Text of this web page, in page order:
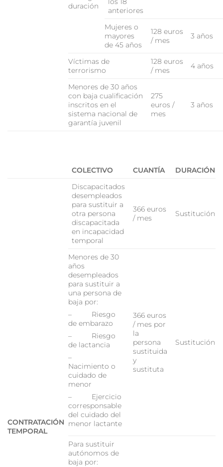
duración
anteriores
Mujeres o
mayores
de 45 años
128 euros
/ mes
3 años
Víctimas de
terrorismo
128 euros
/ mes
4 años
Menores de 30 años
con baja cualificación
inscritos en el
sistema nacional de
garantía juvenil
275
euros /
mes
3 años
COLECTIVO CUANTÍA DURACIÓN
CONTRATACIÓN
TEMPORAL
Discapacitados
desempleados
para sustituir a
otra persona
discapacitada
en incapacidad
temporal
366 euros
/ mes
Sustitución
Menores de 30
años
desempleados
para sustituir a
una persona de
baja por:
– Riesgo
de embarazo
– Riesgo
de lactancia
–
Nacimiento o
cuidado de
menor
– Ejercicio
corresponsable
del cuidado del
menor lactante
366 euros
/ mes por
la
persona
sustituida
y
sustituta
Sustitución
Para sustituir
autónomos de
baja por: